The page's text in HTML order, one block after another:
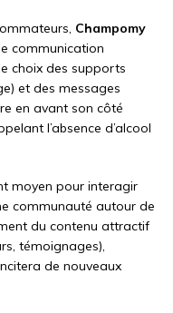
Champomy
communication
choix des supports
et des messages
en avant son côté
l’absence d’alcool
moyen pour interagir
communauté autour de
du contenu attractif
témoignages),
de nouveaux